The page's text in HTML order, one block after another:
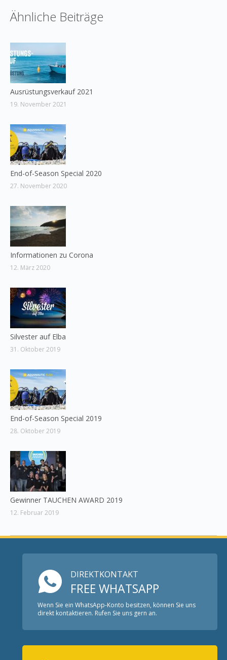
Ähnliche Beiträge
Ausrüstungsverkauf 2021
19. November 2021
End-of-Season Special 2020
27. November 2020
Informationen zu Corona
12. März 2020
Silvester auf Elba
31. Oktober 2019
End-of-Season Special 2019
28. Oktober 2019
Gewinner TAUCHEN AWARD 2019
12. Februar 2019
DIREKTKONTAKT
FREE WHATSAPP
Wenn Sie ein WhatsApp-Konto besitzen, können Sie uns
direkt kontaktieren. Rufen Sie uns gern an.